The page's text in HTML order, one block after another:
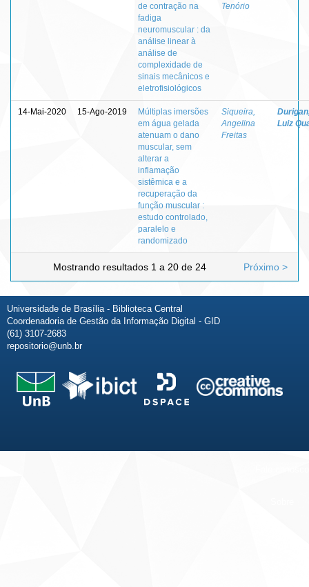
de contração na
fadiga
neuromuscular : da
análise linear à
análise de
complexidade de
sinais mecânicos e
eletrofisiológicos
Tenório
14-Mai-2020 15-Ago-2019
Múltiplas imersões
em água gelada
atenuam o dano
muscular, sem
alterar a
inflamação
sistêmica e a
recuperação da
função muscular :
estudo controlado,
paralelo e
randomizado
Siqueira,
Angelina
Freitas
Luiz
Mostrando resultados 1 a 20 de 24 Próximo >
Universidade de Brasília - Biblioteca Central
Coordenadoria de Gestão da Informação Digital - GID
(61) 3107-2683
repositorio@unb.br